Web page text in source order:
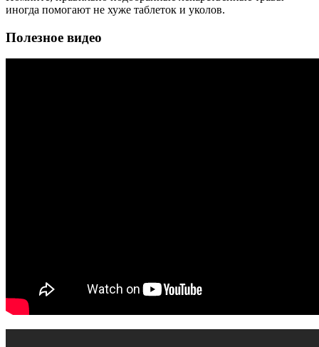
иногда помогают не хуже таблеток и уколов.
Полезное видео